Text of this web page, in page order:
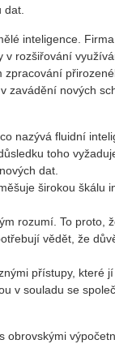
in­te­li­gen­ce.
roz­ši­řo­vá­ní
za­vá­dě­ní no­vých
na­zý­vá fluid­ní
toho
dat.
ši­ro­kou škálu
ro­zu­mí. To proto,
vědět, že
pří­stu­py, které
v sou­la­du se